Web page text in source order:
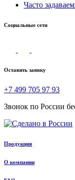
Часто
Социальные сети
Оставить заявку
+7 499 705 97 93
Звонок по России
Продукция
О компании